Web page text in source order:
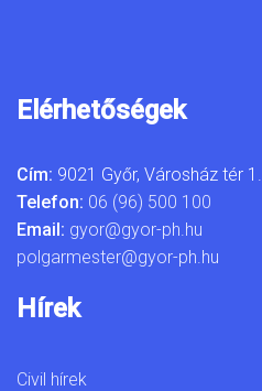
Elérhetőségek
Cím: 9021 Győr, Városház tér 1.
Telefon: 06 (96) 500 100
Email: gyor@gyor-ph.hu
polgarmester@gyor-ph.hu
Hírek
Civil hírek